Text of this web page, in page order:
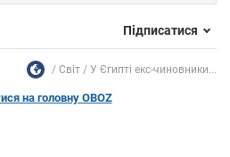
Підписатися
Світ У Єгипті екс-чиновники...
на головну OBOZ